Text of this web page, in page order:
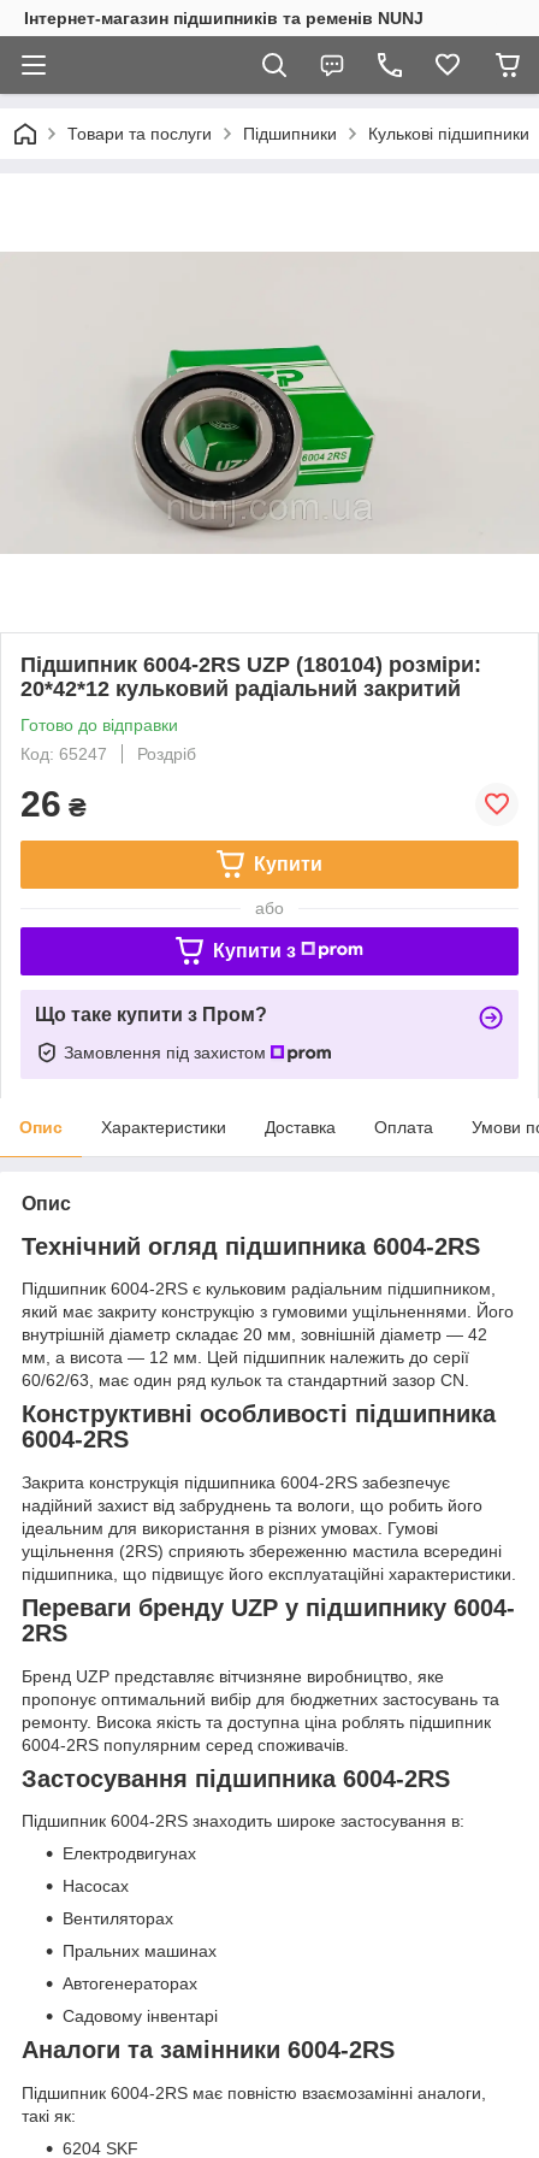
Інтернет-магазин підшипників та ременів NUNJ
Товари та послуги Підшипники Кулькові підшипники
Підшипник 6004-2RS UZP (180104) розміри:
20*42*12 кульковий радіальний закритий
Готово до відправки
Код: 65247
Роздріб
26 ₴
Купити
або
Купити з
Що таке купити з Пром?
Замовлення під захистом
Опис Характеристики Доставка Оплата Умови
Опис
Технічний огляд підшипника 6004-2RS
Підшипник 6004-2RS є кульковим радіальним підшипником,
який має закриту конструкцію з гумовими ущільненнями. Його
внутрішній діаметр складає 20 мм, зовнішній діаметр — 42
мм, а висота — 12 мм. Цей підшипник належить до серії
60/62/63, має один ряд кульок та стандартний зазор CN.
Конструктивні особливості підшипника
6004-2RS
Закрита конструкція підшипника 6004-2RS забезпечує
надійний захист від забруднень та вологи, що робить його
ідеальним для використання в різних умовах. Гумові
ущільнення (2RS) сприяють збереженню мастила всередині
підшипника, що підвищує його експлуатаційні характеристики.
Переваги бренду UZP у підшипнику 6004-
2RS
Бренд UZP представляє вітчизняне виробництво, яке
пропонує оптимальний вибір для бюджетних застосувань та
ремонту. Висока якість та доступна ціна роблять підшипник
6004-2RS популярним серед споживачів.
Застосування підшипника 6004-2RS
Підшипник 6004-2RS знаходить широке застосування в:
Електродвигунах
Насосах
Вентиляторах
Пральних машинах
Автогенераторах
Садовому інвентарі
Аналоги та замінники 6004-2RS
Підшипник 6004-2RS має повністю взаємозамінні аналоги,
такі як:
6204 SKF